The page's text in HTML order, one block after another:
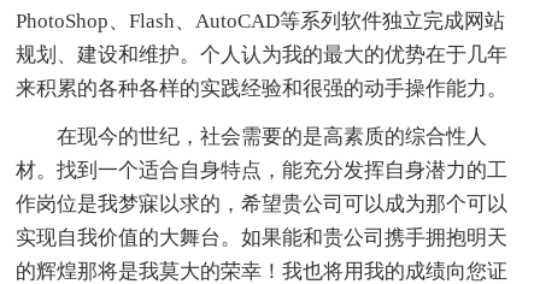
PhotoShop、Flash、AutoCAD等系列软件独立完成网站
规划、建设和维护。个人认为我的最大的优势在于几年
来积累的各种各样的实践经验和很强的动手操作能力。
在现今的世纪，社会需要的是高素质的综合性人
材。找到一个适合自身特点，能充分发挥自身潜力的工
作岗位是我梦寐以求的，希望贵公司可以成为那个可以
实现自我价值的大舞台。如果能和贵公司携手拥抱明天
的辉煌那将是我莫大的荣幸！我也将用我的成绩向您证